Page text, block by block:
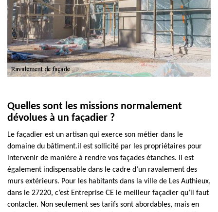
Quelles sont les missions normalement
dévolues à un façadier ?
Le façadier est un artisan qui exerce son métier dans le
domaine du bâtiment.il est sollicité par les propriétaires pour
intervenir de manière à rendre vos façades étanches. Il est
également indispensable dans le cadre d’un ravalement des
murs extérieurs. Pour les habitants dans la ville de Les Authieux,
dans le 27220, c’est Entreprise CE le meilleur façadier qu’il faut
contacter. Non seulement ses tarifs sont abordables, mais en